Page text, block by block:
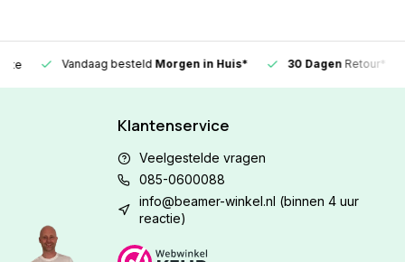
Vandaag besteldMorgen in Huis* 30 DagenRetour*
Klantenservice
Veelgestelde vragen
085-0600088
info@beamer-winkel.nl (binnen 4 uur
reactie)